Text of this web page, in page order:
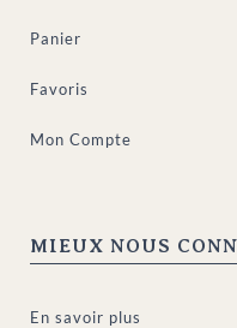
Panier
Favoris
Mon Compte
MIEUX NOUS
En savoir plus